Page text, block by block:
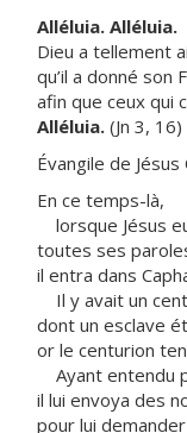
Alléluia. Alléluia.
Dieu a tellement
qu’il a donné son
afin que ceux qui
Alléluia. (Jn 3, 16)
Évangile de
En ce temps-là,
lorsque Jésus
toutes ses
il entra dans
Il y avait un
dont un esclave
or le centurion
Ayant entendu
il lui envoya des
pour lui